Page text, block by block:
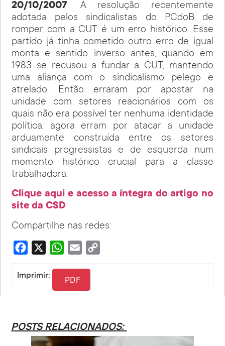
20/10/2007. A resolução recentemente
adotada pelos sindicalistas do PCdoB de
romper com a CUT é um erro histórico. Esse
partido já tinha cometido outro erro de igual
monta e sentido inverso antes, quando em
1983 se recusou a fundar a CUT, mantendo
uma aliança com o sindicalismo pelego e
atrelado. Então erraram por apostar na
unidade com setores reacionários com os
quais não era possível ter nenhuma identidade
política; agora erram por atacar a unidade
arduamente construída entre os setores
sindicais progressistas e de esquerda num
momento histórico crucial para a classe
trabalhadora.
Clique aqui e acesso a íntegra do artigo no
site da CSD
Compartilhe nas redes:
Facebook WhatsApp
Email
Imprimir: PDF
POSTS RELACIONADOS: